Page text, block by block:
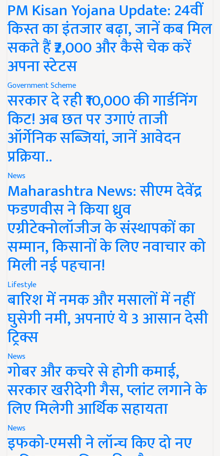
PM Kisan Yojana Update: 24वीं
किस्त का इंतजार बढ़ा, जानें कब मिल
सकते हैं ₹2,000 और कैसे चेक करें
अपना स्टेटस
Government Scheme
सरकार दे रही ₹10,000 की गार्डनिंग
किट! अब छत पर उगाएं ताजी
ऑर्गेनिक सब्जियां, जानें आवेदन
प्रक्रिया..
News
Maharashtra News: सीएम देवेंद्र
फडणवीस ने किया ध्रुव
एग्रीटेक्नोलॉजीज के संस्थापकों का
सम्मान, किसानों के लिए नवाचार को
मिली नई पहचान!
Lifestyle
बारिश में नमक और मसालों में नहीं
घुसेगी नमी, अपनाएं ये 3 आसान देसी
ट्रिक्स
News
गोबर और कचरे से होगी कमाई,
सरकार खरीदेगी गैस, प्लांट लगाने के
लिए मिलेगी आर्थिक सहायता
News
इफको-एमसी ने लॉन्च किए दो नए